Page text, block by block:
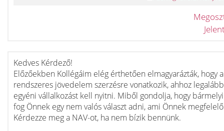
Kedves Kérdező!
Előzőekben Kollégáim elég érthetően elmagyarázták, hogy
rendszeres jövedelem szerzésre vonatkozik, ahhoz legalább
egyéni vállalkozást kell nyitni. Miből gondolja, hogy
fog Önnek egy nem valós választ adni, ami Önnek
Kérdezze meg a NAV-ot, ha nem bízik bennünk.